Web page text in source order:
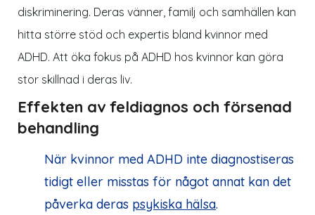
diskriminering. Deras vänner, familj och samhällen kan
hitta större stöd och expertis bland kvinnor med
ADHD. Att öka fokus på ADHD hos kvinnor kan göra
stor skillnad i deras liv.
Effekten av feldiagnos och försenad
behandling
När kvinnor med ADHD inte diagnostiseras
tidigt eller misstas för något annat kan det
påverka deras psykiska hälsa.